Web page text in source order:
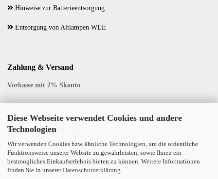
Diese Webseite verwendet Cookies und andere
Technologien
Wir verwenden Cookies bzw. ähnliche Technologien, um die ordentliche
Funktionsweise unserer Website zu gewährleisten, sowie Ihnen ein
bestmögliches Einkaufserlebnis bieten zu können. Weitere Informationen
finden Sie in unsererDatenschutzerklärung
Hinweise zur Batterieentsorgung
Entsorgung von Altlampen WEE
Zahlung & Versand
Vorkasse mit 2% Skonto
WIR VERSENDEN MIT
Alle Preise inkl. MwSt. und zzgl. Versandkosten